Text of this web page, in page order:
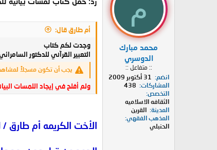
م
محمد مبارك
الدوسري
:: متفاعل ::
انضم
31 أكتوبر 2009
المشاركات
438
التخصص
الثقافه الاسلاميه
المدينة القرين
المذهب الفقهي
الحنبلي
أم طارق قال:
وجدت لكم كتاب
التعبير القرآني للدكتور
يجب أن تكون مسجلاً
ولم أفلح في إيجاد اللمسات
الأخت الكريمه أم طارق